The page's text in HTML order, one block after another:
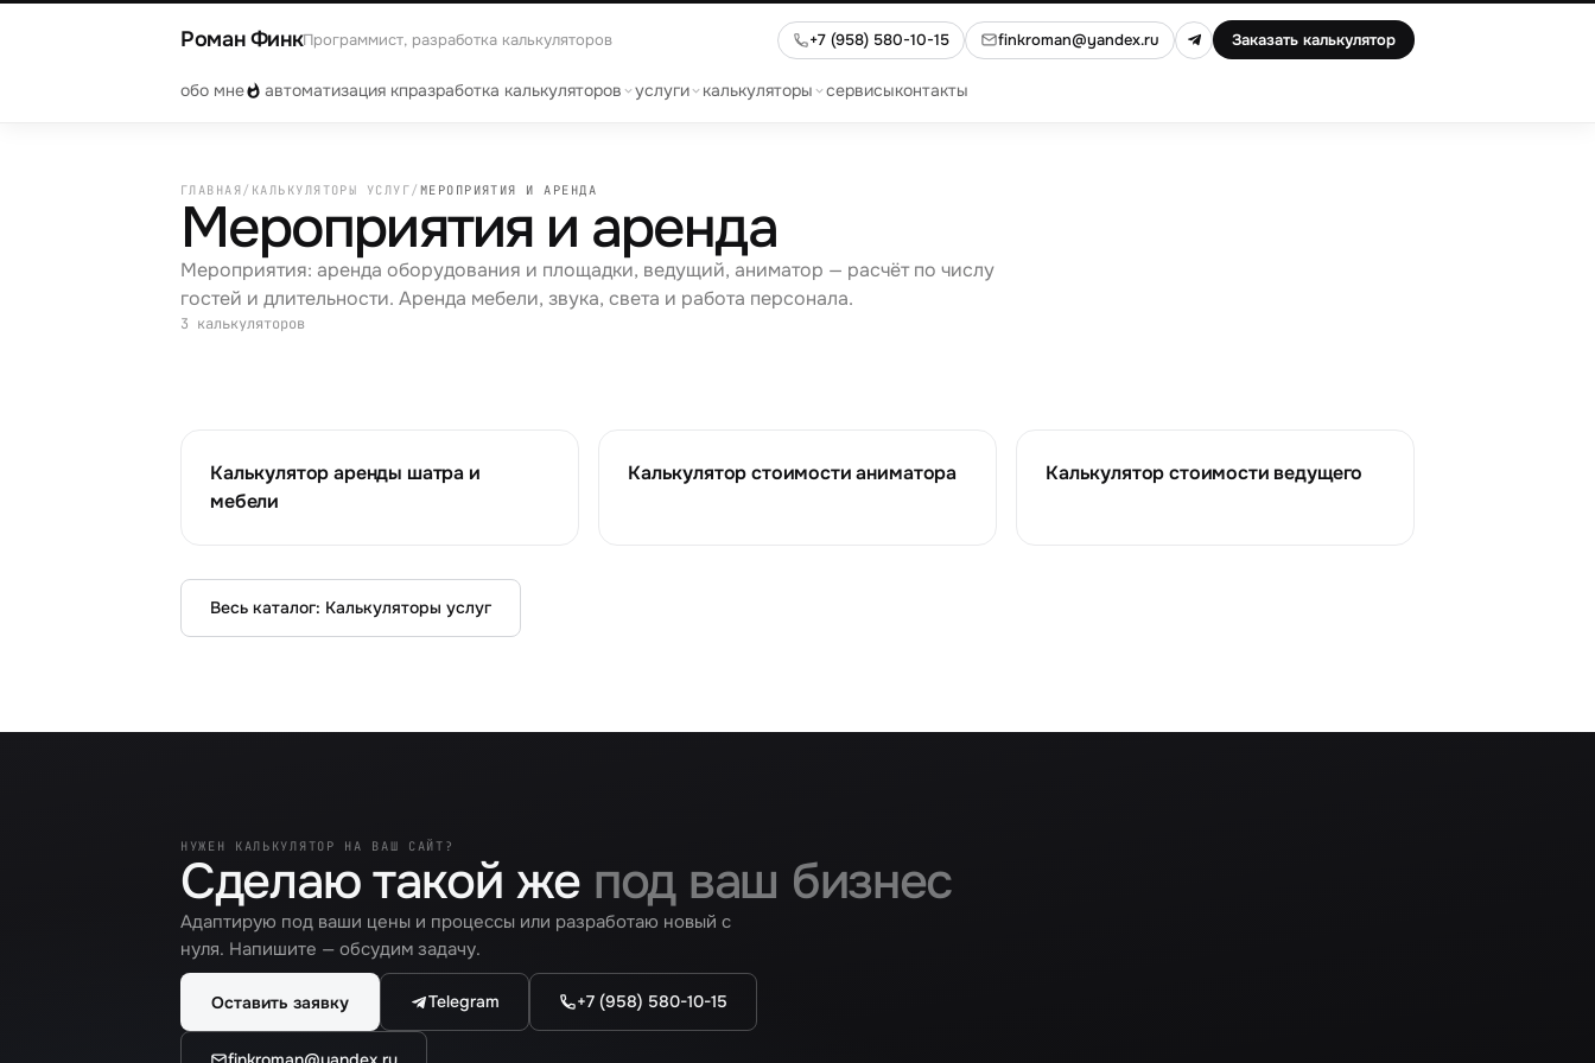
Роман ФинкПрограммист, разработка калькуляторов +7 (958) 580-10-15 finkroman@yandex.ru Заказать калькулятор
обо мне автоматизация кпразработка калькуляторов услуги калькуляторы сервисыконтакты
ГЛАВНАЯ/ КАЛЬКУЛЯТОРЫ УСЛУГ/ МЕРОПРИЯТИЯ И АРЕНДА
Мероприятия и аренда
Мероприятия: аренда оборудования и площадки, ведущий, аниматор — расчёт по числу
гостей и длительности. Аренда мебели, звука, света и работа персонала.
3 калькуляторов
Калькулятор аренды шатра и
мебели
Калькулятор стоимости аниматора Калькулятор стоимости ведущего
Весь каталог: Калькуляторы услуг
НУЖЕН КАЛЬКУЛЯТОР НА ВАШ САЙТ?
Сделаю такой же под ваш бизнес
Адаптирую под ваши цены и процессы или разработаю новый с
нуля. Напишите — обсудим задачу.
Оставить заявку Telegram +7 (958) 580-10-15